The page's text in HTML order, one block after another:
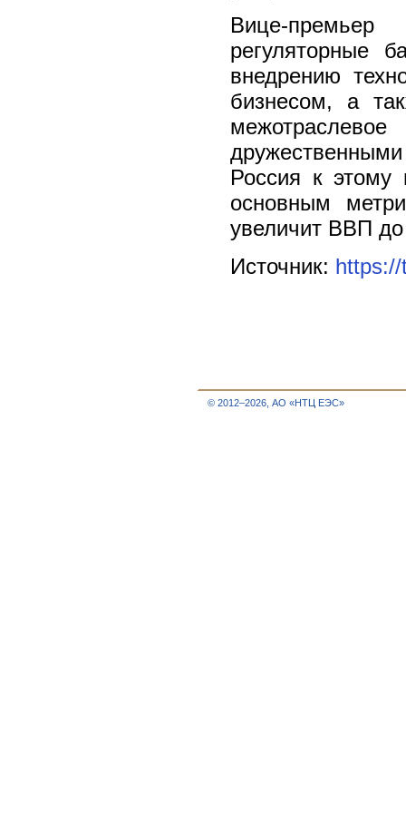
Вице-
регуляторные
внедрению
бизнесом, а
Россия к
основным
увеличит ВВП
Источник:
© 2012–2026, АО «НТЦ ЕЭС»